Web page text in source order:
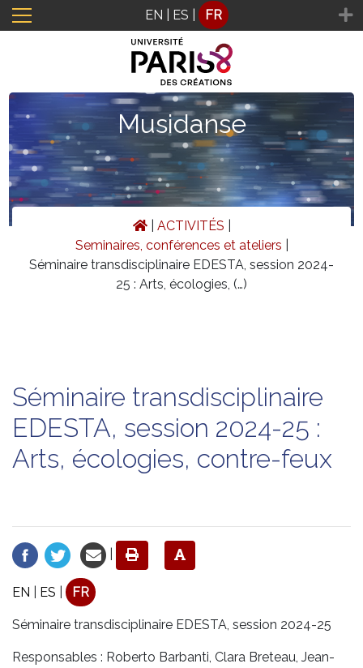
Panneau de gestion des cookies
EN ES FR
Musidanse
ACTIVITÉS
Seminaires, conférences et ateliers
Séminaire transdisciplinaire EDESTA, session 2024-
25 : Arts, écologies, (…)
Séminaire transdisciplinaire
EDESTA, session 2024-25 :
Arts, écologies, contre-feux
EN ES FR
Séminaire transdisciplinaire EDESTA, session 2024-25
Responsables : Roberto Barbanti, Clara Breteau, Jean-